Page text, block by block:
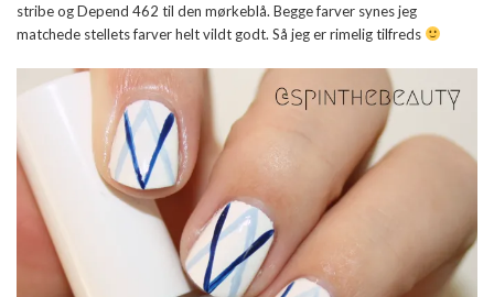
stribe og Depend 462 til den mørkeblå. Begge farver synes jeg
matchede stellets farver helt vildt godt. Så jeg er rimelig tilfreds